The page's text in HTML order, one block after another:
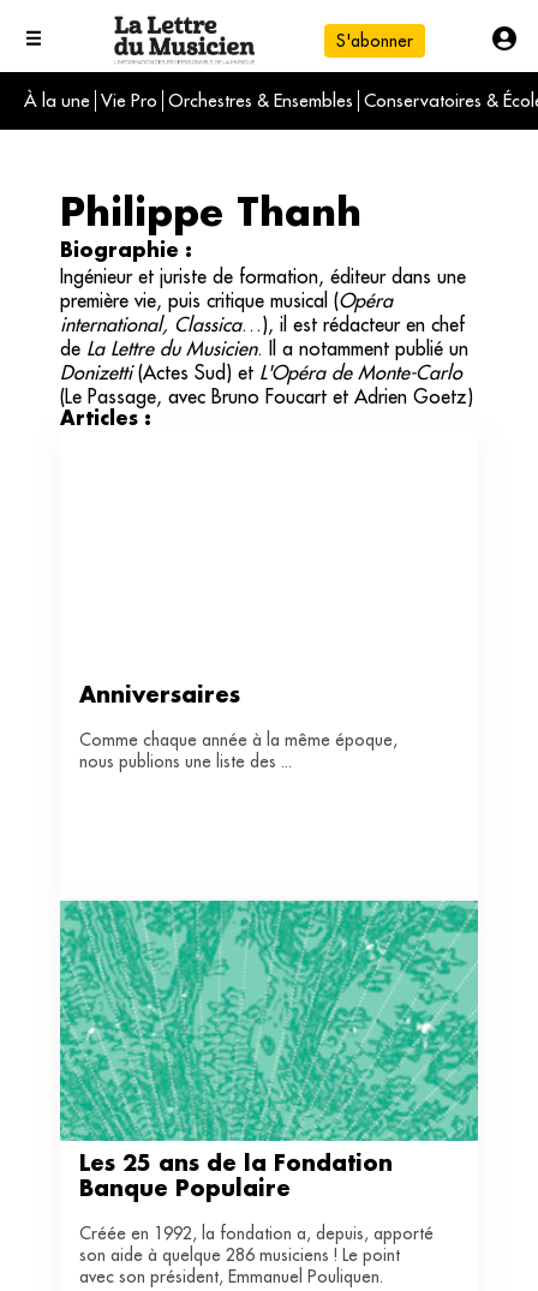
S'abonner
À la une Vie Pro Orchestres & Ensembles Conservatoires &
L'info du jour
International
Philippe Thanh
Biographie :
Ingénieur et juriste de formation, éditeur dans une
première vie, puis critique musical (Opéra
international, Classica…), il est rédacteur en chef
de La Lettre du Musicien. Il a notamment publié un
Donizetti(Actes Sud) et L'Opéra de Monte-Carlo
(Le Passage, avec Bruno Foucart et Adrien Goetz)
Articles :
Anniversaires
Comme chaque année à la même époque,
nous publions une liste des ...
Les 25 ans de la Fondation
Banque Populaire
Créée en 1992, la fondation a, depuis, apporté
son aide à quelque 286 musiciens ! Le point
avec son président, Emmanuel Pouliquen.